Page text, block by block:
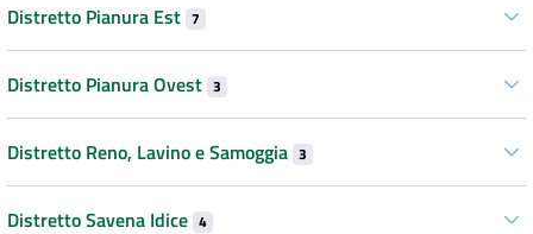
Distretto Pianura Est 7
Distretto Pianura Ovest 3
Distretto Reno, Lavino e Samoggia 3
Distretto Savena Idice 4